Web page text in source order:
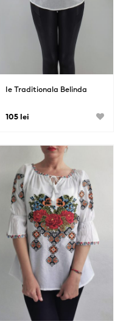
Ie Traditionala Belinda
105 lei